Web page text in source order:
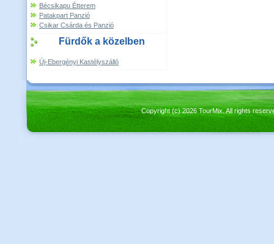
Bécsikapu Étterem
Patakpart Panzió
Csikar Csárda és Panzió
Fürdők a közelben
Új-Ebergényi Kastélyszálló
Copyright (c) 2026 TourMix. All rights